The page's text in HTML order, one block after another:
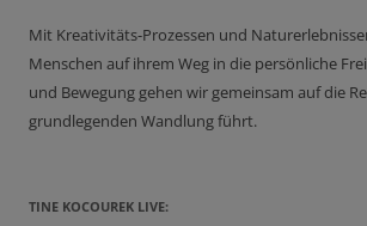
Mit Kreativitäts-Prozessen und
Menschen auf ihrem Weg in die persönliche
und Bewegung gehen wir gemeinsam auf die
grundlegenden Wandlung führt.
TINE KOCOUREK LIVE: